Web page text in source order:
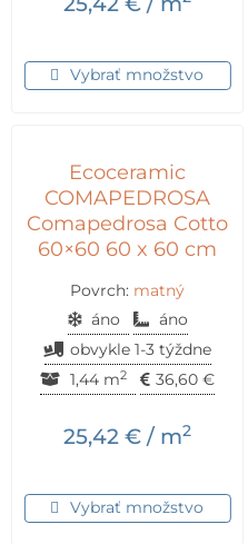
Vybrať množstvo
Ecoceramic
COMAPEDROSA
Comapedrosa Cotto
60×60 60 x 60 cm
Povrch: matný
áno
áno
obvykle 1-3 týždne
1,44 m2 36,60 €
25,42 € / m2
Vybrať množstvo